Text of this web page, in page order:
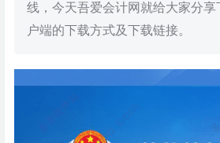
线，今天吾爱会计网就给大家分享
户端的下载方式及下载链接。